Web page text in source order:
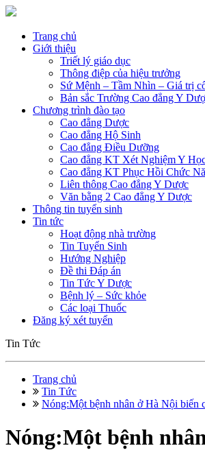
Trang chủ
Giới thiệu
Triết lý giáo dục
Thông điệp của hiệu trưởng
Sứ Mệnh – Tầm Nhìn – Giá trị
Bản sắc Trường Cao đẳng Y
Chương trình đào tạo
Cao đẳng Dược
Cao đẳng Hộ Sinh
Cao đẳng Điều Dưỡng
Cao đẳng KT Xét Nghiệm Y
Cao đẳng KT Phục Hồi Chức
Liên thông Cao đẳng Y Dược
Văn bằng 2 Cao đẳng Y Dược
Thông tin tuyển sinh
Tin tức
Hoạt động nhà trường
Tin Tuyển Sinh
Hướng Nghiệp
Đề thi Đáp án
Tin Tức Y Dược
Bệnh lý – Sức khỏe
Các loại Thuốc
Đăng ký xét tuyển
Tin Tức
Trang chủ
Tin Tức
Nóng:Một bệnh nhân ở Hà Nội biến
Nóng:Một bệnh